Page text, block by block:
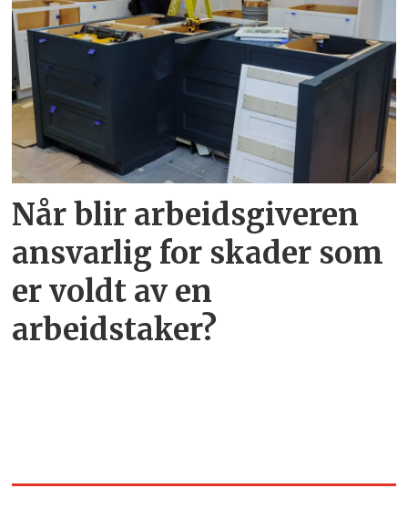
Når blir arbeidsgiveren
ansvarlig for skader som
er voldt av en
arbeidstaker?